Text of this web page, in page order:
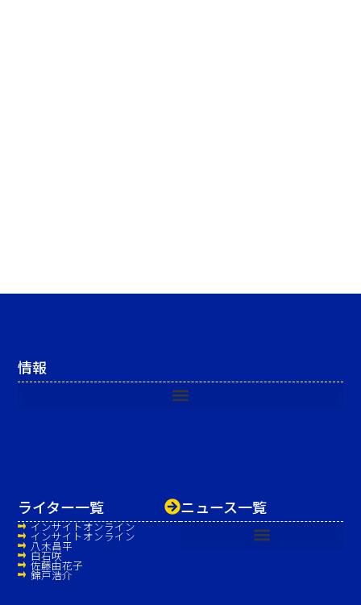
ニュース一覧
ライター一覧
インサイトオンライン
インサイトオンライン
八木昌平
白石咲
佐藤由花子
錦戸浩介
情報